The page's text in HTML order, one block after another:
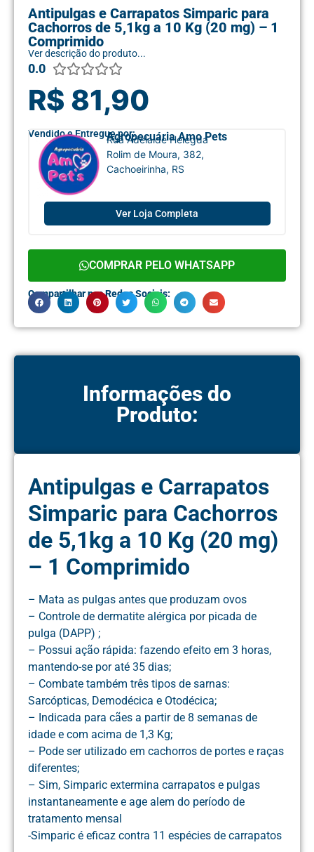
Antipulgas e Carrapatos Simparic para
Cachorros de 5,1kg a 10 Kg (20 mg) – 1
Comprimido
Ver descrição do produto...
0.0 
R$ 81,90
Vendido e Entregue por:Agropecuária Amo Pets
Rua Adelaide Helegda
Rolim de Moura, 382,
Cachoeirinha, RS
Ver Loja Completa
COMPRAR PELO WHATSAPP
Compartilhar nas Redes Sociais:
Informações do
Produto:
Antipulgas e Carrapatos
Simparic para Cachorros
de 5,1kg a 10 Kg (20 mg)
– 1 Comprimido
– Mata as pulgas antes que produzam ovos
– Controle de dermatite alérgica por picada de
pulga (DAPP) ;
– Possui ação rápida: fazendo efeito em 3 horas,
mantendo-se por até 35 dias;
– Combate também três tipos de sarnas:
Sarcópticas, Demodécica e Otodécica;
– Indicada para cães a partir de 8 semanas de
idade e com acima de 1,3 Kg;
– Pode ser utilizado em cachorros de portes e raças
diferentes;
– Sim, Simparic extermina carrapatos e pulgas
instantaneamente e age alem do período de
tratamento mensal
-Simparic é eficaz contra 11 espécies de carrapatos